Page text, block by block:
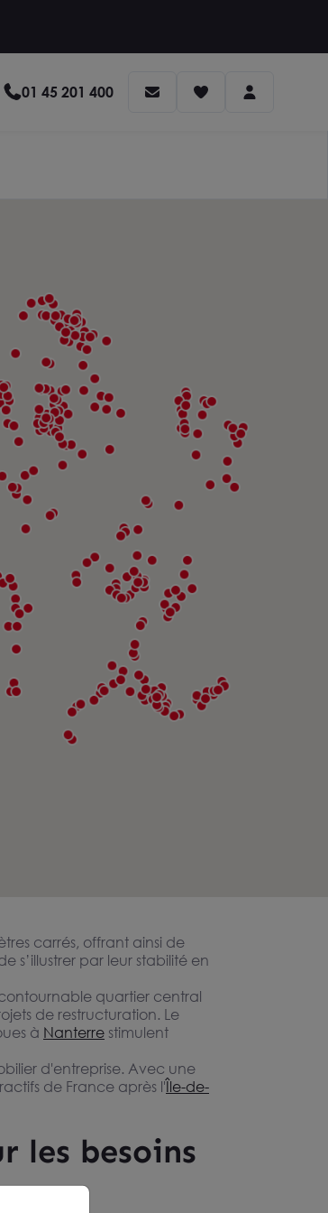
01 45 201 400
carrés, offrant ainsi de
s’illustrer par leur stabilité en
quartier central
de restructuration. Le
à Nanterre stimulent
d'entreprise. Avec une
de France après l'Île-de-
les besoins